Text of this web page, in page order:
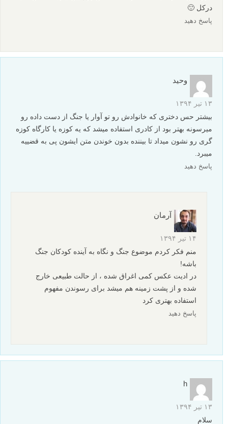
درکل 🙂
پاسخ دهید
وحید
۱۳ تیر ۱۳۹۴
بیشتر حس دختری که خانوادش رو تو آوار یا جنگ از دست داده رو
میرسونه بهتر بود از کادری استفاده میشد که یه کوزه یا کارگاه کوزه
گری رو نشون میداد تا بیننده بدون خوندن متن ایشون پی به قضییه
میبرد.
پاسخ دهید
آرمان
۱۴ تیر ۱۳۹۴
منم فکر کردم موضوع جنگ و نگاه به آینده کودکان جنگ
باشه!
در ادیت عکس کمی اغراق شده ، از حالت طبیعی خارج
شده و از پشت زمینه هم میشد برای رسوندن مفهوم
استفاده بهتری کرد
پاسخ دهید
h
۱۳ تیر ۱۳۹۴
سلام